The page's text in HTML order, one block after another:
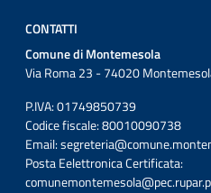
CONTATTI
Comune di Montemesola
Via Roma 23 - 74020
P.IVA: 01749850739
Codice fiscale: 80010090738
Email:
Posta Eelettronica Certificata: